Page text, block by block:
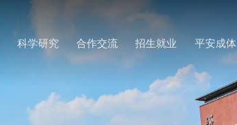
科学研究 合作交流 招生就业 平安成体